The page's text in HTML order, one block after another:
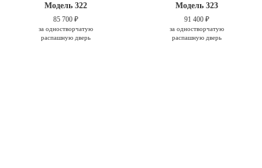
Модель 322
85 700 ₽
за одностворчатую
распашную дверь
Модель 323
91 400 ₽
за одностворчатую
распашную дверь